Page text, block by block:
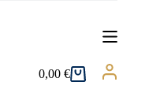
Carro
0,00€